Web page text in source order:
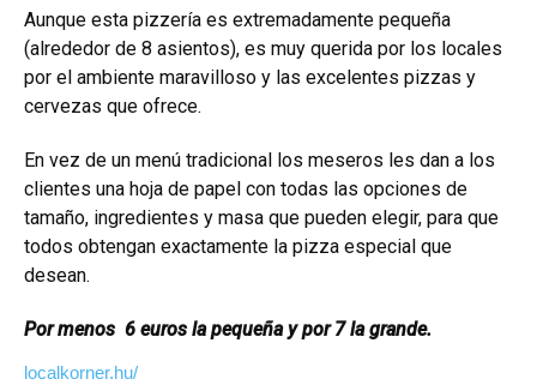
Aunque esta pizzería es extremadamente pequeña
(alrededor de 8 asientos), es muy querida por los locales
por el ambiente maravilloso y las excelentes pizzas y
cervezas que ofrece.
En vez de un menú tradicional los meseros les dan a los
clientes una hoja de papel con todas las opciones de
tamaño, ingredientes y masa que pueden elegir, para que
todos obtengan exactamente la pizza especial que
desean.
Por menos 6 euros la pequeña y por 7 la grande.
localkorner.hu/